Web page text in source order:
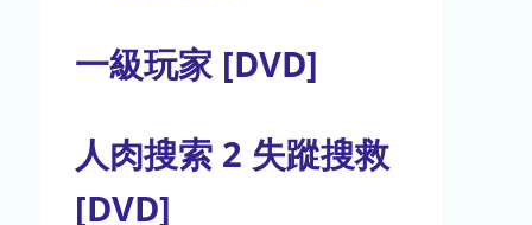
一級玩家 [DVD]
人肉搜索 2 失蹤搜救
[DVD]